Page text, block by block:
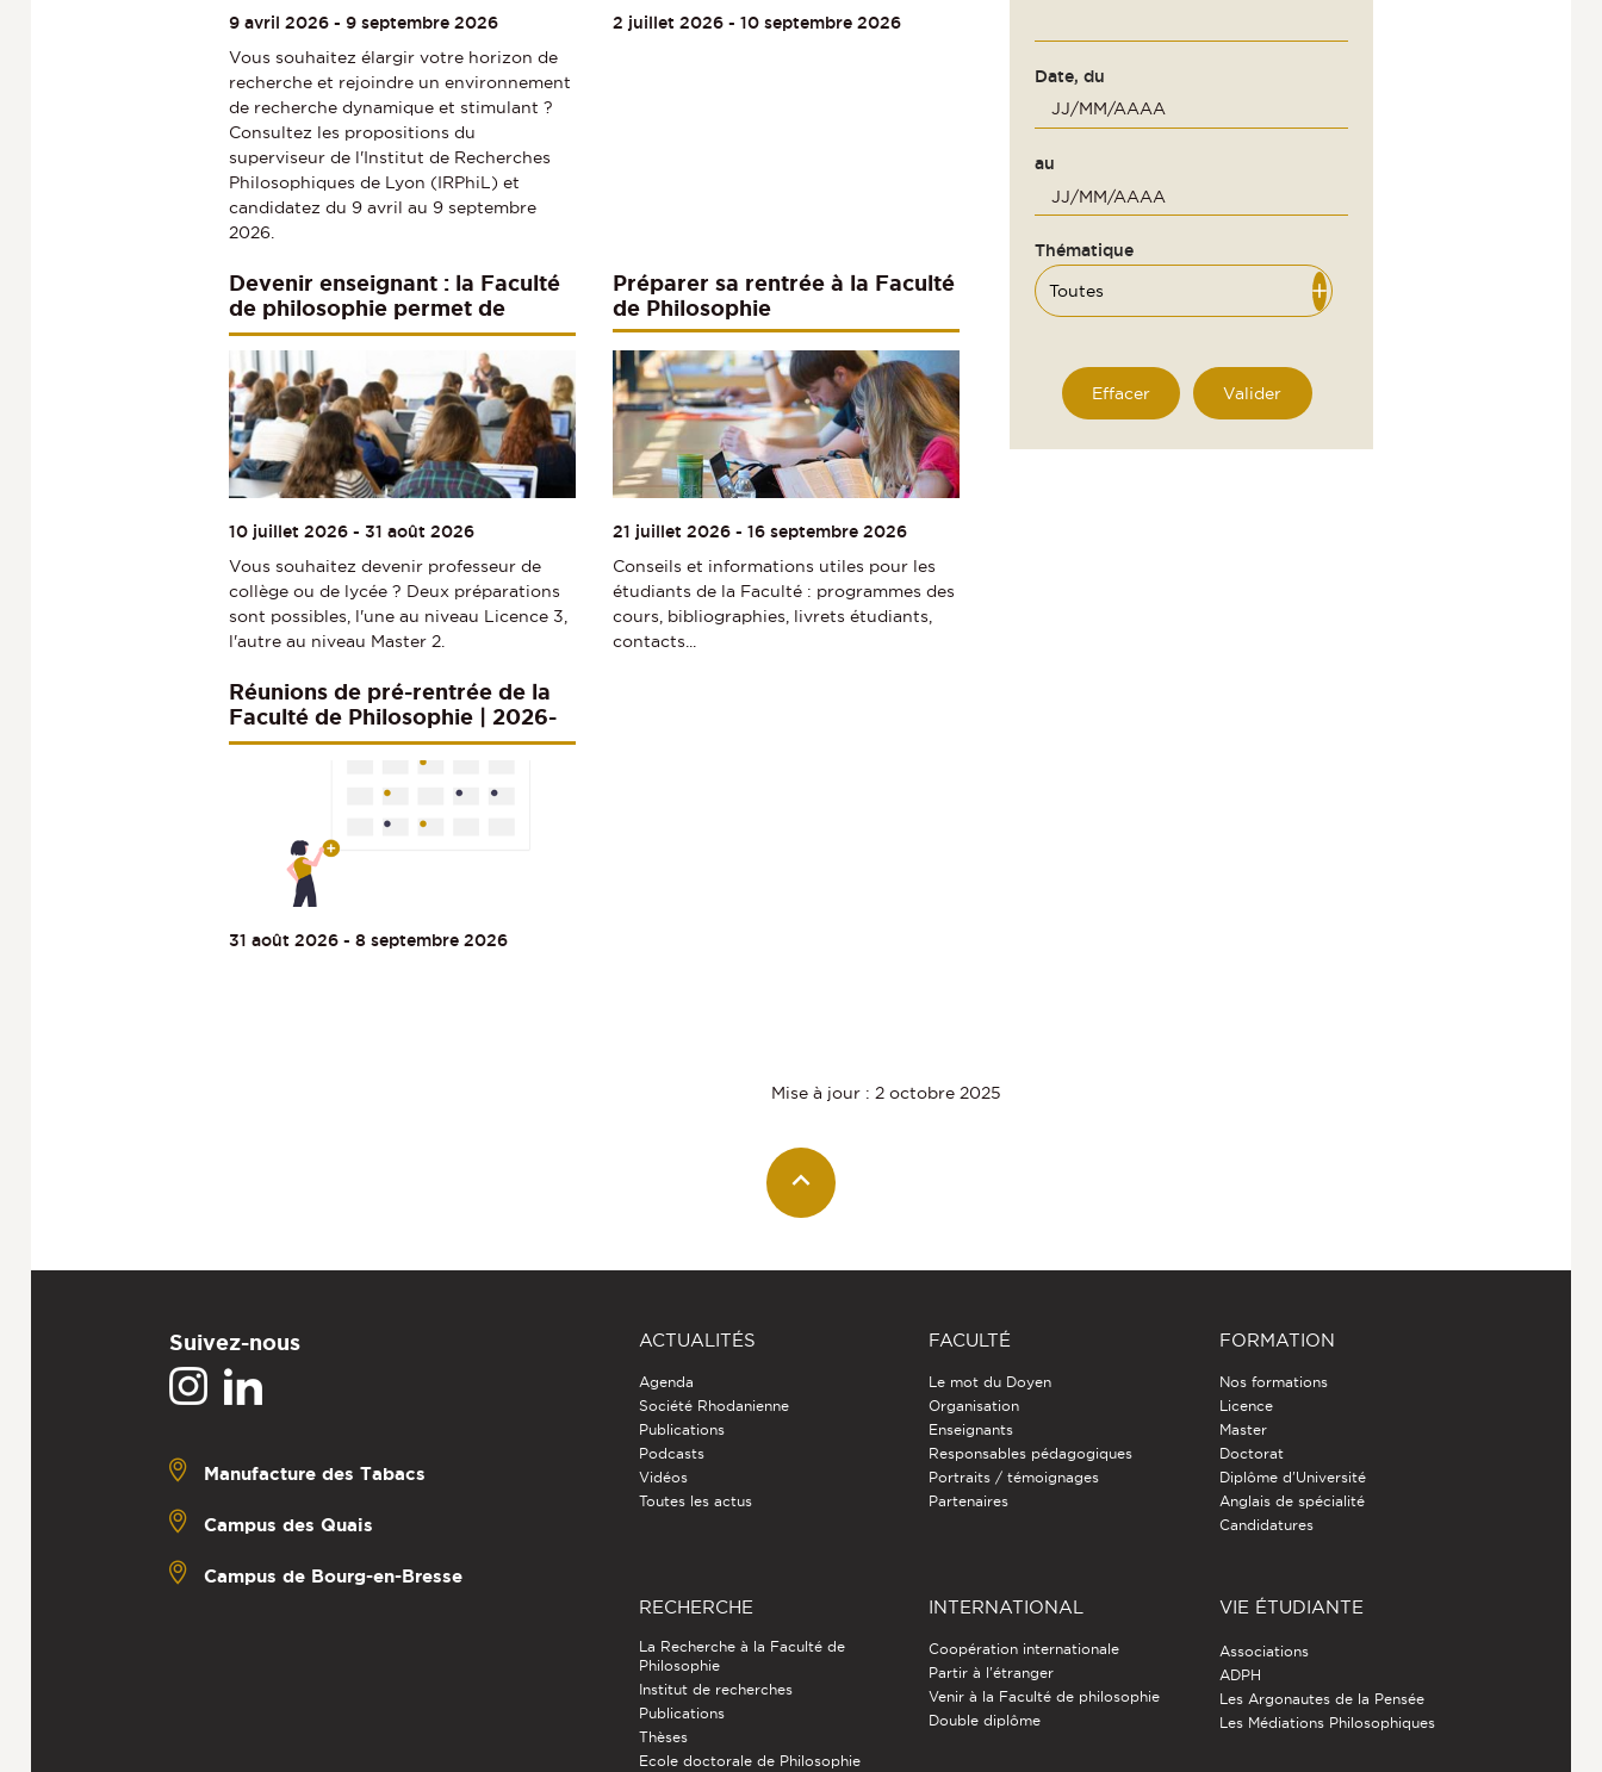
9 avril 2026 - 9 septembre 2026
Vous souhaitez élargir votre horizon de
recherche et rejoindre un environnement
de recherche dynamique et stimulant ?
Consultez les propositions du
superviseur de l'Institut de Recherches
Philosophiques de Lyon (IRPhiL) et
candidatez du 9 avril au 9 septembre
2026.
2 juillet 2026- 10 septembre 2026
Devenir enseignant : la Faculté
de philosophie permet de
préparer le CAPES et
l'Agrégation
10 juillet 2026 - 31 août 2026
Vous souhaitez devenir professeur de
collège ou de lycée ? Deux préparations
sont possibles, l'une au niveau Licence 3,
l'autre au niveau Master 2.
Préparer sa rentrée à la Faculté
de Philosophie
21 juillet 2026- 16 septembre 2026
Conseils et informations utiles pour les
étudiants de la Faculté : programmes des
cours, bibliographies, livrets étudiants,
contacts...
Réunions de pré-rentrée de la
Faculté de Philosophie | 2026-
2027
31 août 2026 - 8 septembre 2026
Date, du
au
Thématique
Mise à jour : 2 octobre 2025
Suivez-nous
Manufacture des Tabacs
Campus des Quais
Campus de Bourg-en-Bresse
ACTUALITÉS
Agenda
Société Rhodanienne
Publications
Podcasts
Vidéos
Toutes les actus
FACULTÉ
Le mot du Doyen
Organisation
Enseignants
Responsables pédagogiques
Portraits / témoignages
Partenaires
FORMATION
Nos formations
Licence
Master
Doctorat
Diplôme d'Université
Anglais de spécialité
Candidatures
RECHERCHE
La Recherche à la Faculté de
Philosophie
Institut de recherches
Publications
Thèses
Ecole doctorale de Philosophie
INTERNATIONAL
Coopération internationale
Partir à l'étranger
Venir à la Faculté de philosophie
Double diplôme
VIE ÉTUDIANTE
Associations
ADPH
Les Argonautes de la Pensée
Les Médiations Philosophiques